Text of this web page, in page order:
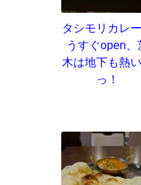
タシモリカレ
うすぐopen、
木は地下も熱
っ！